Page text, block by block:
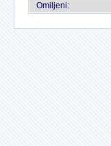
Omiljeni: